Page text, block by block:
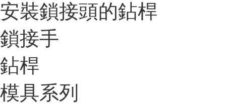
安裝鎖接頭的鉆桿
鎖接手
鉆桿
模具系列